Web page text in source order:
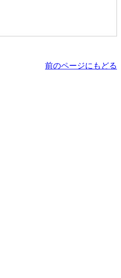
前のページにもどる